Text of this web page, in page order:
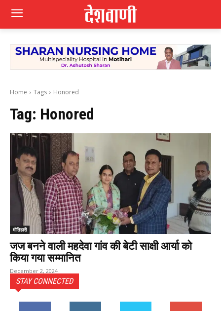
Home Tags Honored
Tag: Honored
मोतिहारी
जज बनने वाली महदेवा गांव की बेटी साक्षी आर्या को
किया गया सम्मानित
December 2, 2024
STAY CONNECTED